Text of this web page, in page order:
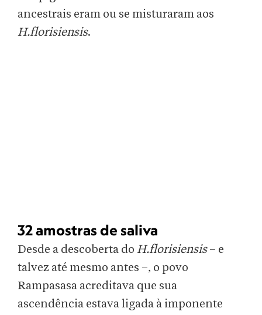
ancestrais eram ou se misturaram aos
H.florisiensis.
32 amostras de saliva
Desde a descoberta do H.florisiensis– e
talvez até mesmo antes –, o povo
Rampasasa acreditava que sua
ascendência estava ligada à imponente